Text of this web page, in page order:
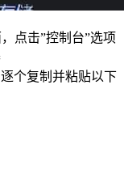
点击”控制台”选项
个复制并粘贴以下